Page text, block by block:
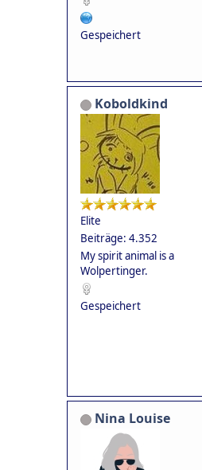
Gespeichert
Koboldkind
Elite
Beiträge: 4.352
My spirit animal is a
Wolpertinger.
Gespeichert
Nina Louise